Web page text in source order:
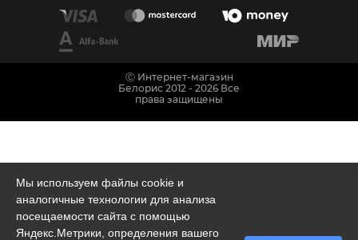
Мы используем файлы cookie и
аналогичные технологии для анализа
посещаемости сайта с помощью
Яндекс.Метрики, определения вашего
Ⓒ Интернет-магазин
Белорис 2012 - 2026 Все
права защищены